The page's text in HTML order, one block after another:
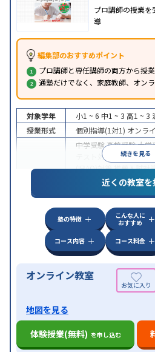
プロ講師の授業
導
編集部のおすすめポイント
プロ講師と専任講師の両方から授
通塾だけでなく、家庭教師、オン
続きを見る
対象学年 小1 ~ 6 中1 ~ 3 高1 ~ 3
授業形式
個別指導(1対1) オンラ
中学受験高校受験大学
テスト対策
内申点対策
(旧AO)対策推薦入試対
私大対策共通テス
特徴
中高一貫校生に対応授
オンライン対応 1科
みの受講可
自習室あり
近くの教室を
塾の特徴
こんな人に
おすすめ
コース内容
コース料金
オンライン教室
地図を見る
体験授業(無料) を申し込む